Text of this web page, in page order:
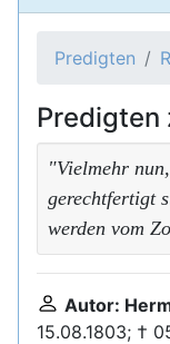
Predigten
Predigten
"Vielmehr
gerechtfertigt
werden vom
Autor:
15.08.1803; †